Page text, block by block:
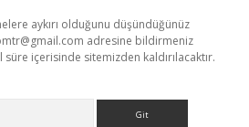
aykırı olduğunu düşündüğünüz
adresine bildirmeniz
içerisinde sitemizden kaldırılacaktır.